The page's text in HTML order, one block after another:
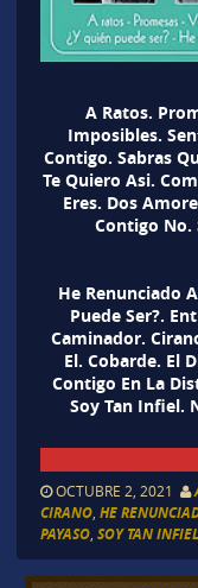
A Ratos.
Imposibles.
Contigo. Sabras
Te Quiero Asi.
Eres. Dos
Contigo No.
He Renunciado
Puede Ser?.
Caminador.
El. Cobarde. El
Contigo En La
Soy Tan Infiel.
OCTUBRE 2, 2021
CIRANO, HE
PAYASO, SOY TAN INFIEL